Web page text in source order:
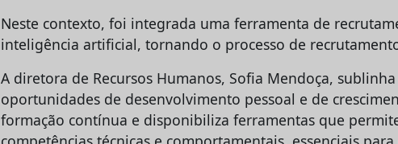
Neste contexto, foi integrada uma ferramenta de
inteligência artificial, tornando o processo de
A diretora de Recursos Humanos, Sofia Mendoça,
oportunidades de desenvolvimento pessoal e de
formação contínua e disponibiliza ferramentas que